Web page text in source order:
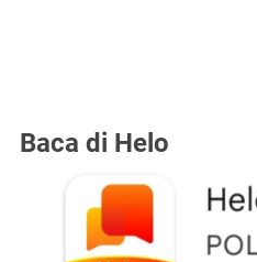
Baca di Helo